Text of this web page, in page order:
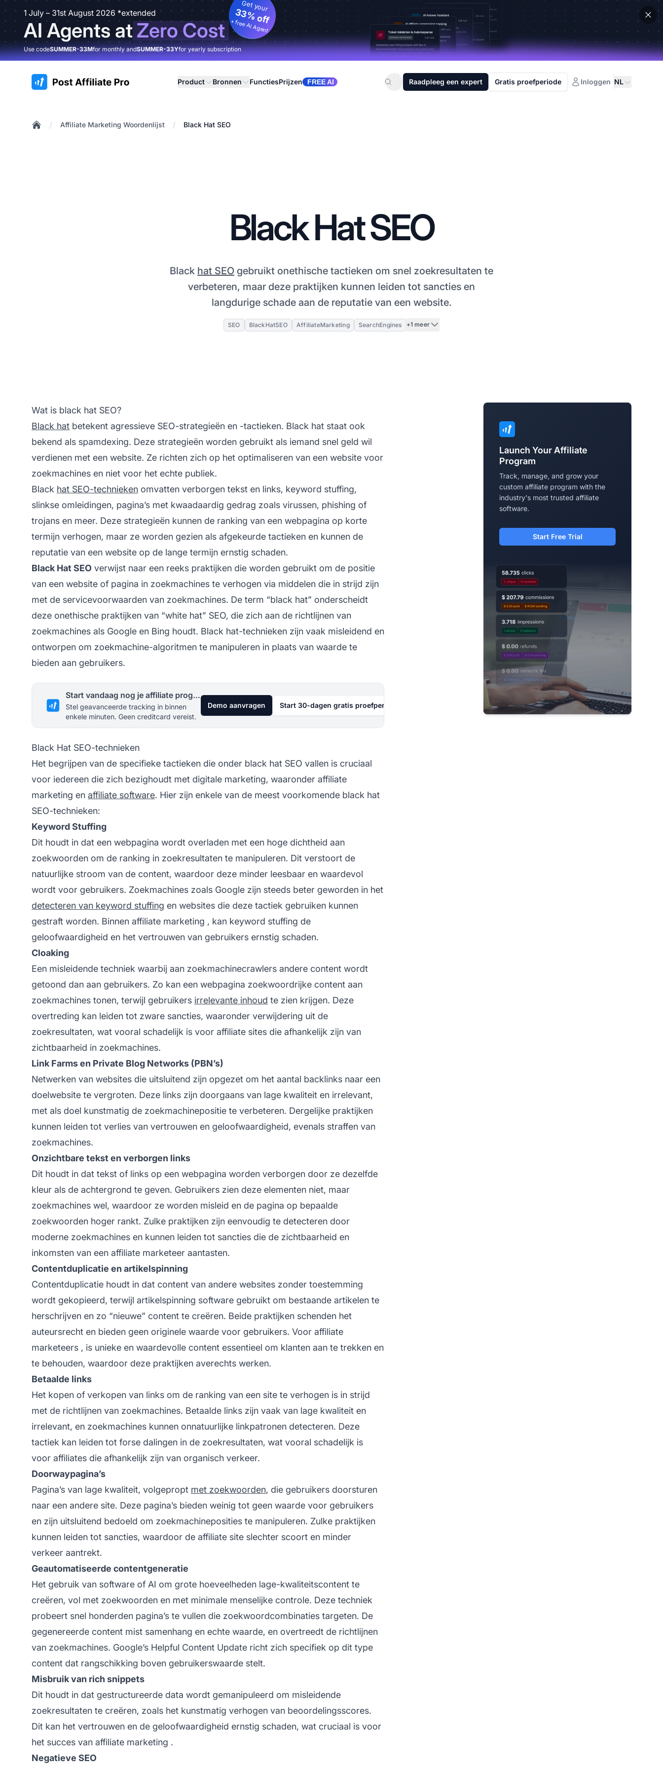
1 July – 31st August 2026 *extended
AI Agents atZero Cost
Get your
33% off
+ free AI Agent
Use codeSUMMER-33Mfor monthly andSUMMER-33Yfor yearly subscription
:site.title Product Bronnen FunctiesPrijzen FREE AI Raadpleeg een expert Gratis proefperiode Inloggen NL
/ Affiliate Marketing Woordenlijst / Black Hat SEO
Black Hat SEO
Black hat SEO gebruikt onethische tactieken om snel zoekresultaten te
verbeteren, maar deze praktijken kunnen leiden tot sancties en
langdurige schade aan de reputatie van een website.
SEO BlackHatSEO AffiliateMarketing SearchEngines +1 meer
Wat is black hat SEO?
Black hat betekent agressieve SEO-strategieën en -tactieken. Black hat staat ook
bekend als spamdexing. Deze strategieën worden gebruikt als iemand snel geld wil
verdienen met een website. Ze richten zich op het optimaliseren van een website voor
zoekmachines en niet voor het echte publiek.
Black hat SEO-technieken omvatten verborgen tekst en links, keyword stuffing,
slinkse omleidingen, pagina’s met kwaadaardig gedrag zoals virussen, phishing of
trojans en meer. Deze strategieën kunnen de ranking van een webpagina op korte
termijn verhogen, maar ze worden gezien als afgekeurde tactieken en kunnen de
reputatie van een website op de lange termijn ernstig schaden.
Black Hat SEO verwijst naar een reeks praktijken die worden gebruikt om de positie
van een website of pagina in zoekmachines te verhogen via middelen die in strijd zijn
met de servicevoorwaarden van zoekmachines. De term “black hat” onderscheidt
deze onethische praktijken van “white hat” SEO, die zich aan de richtlijnen van
zoekmachines als Google en Bing houdt. Black hat-technieken zijn vaak misleidend en
ontworpen om zoekmachine-algoritmen te manipuleren in plaats van waarde te
bieden aan gebruikers.
Start vandaag nog je affiliate programma
Stel geavanceerde tracking in binnen
enkele minuten. Geen creditcard vereist.
Demo aanvragen Start 30-dagen gratis proefperiode
Black Hat SEO-technieken
Het begrijpen van de specifieke tactieken die onder black hat SEO vallen is cruciaal
voor iedereen die zich bezighoudt met digitale marketing, waaronder affiliate
marketing en affiliate software. Hier zijn enkele van de meest voorkomende black hat
SEO-technieken:
Keyword Stuffing
Dit houdt in dat een webpagina wordt overladen met een hoge dichtheid aan
zoekwoorden om de ranking in zoekresultaten te manipuleren. Dit verstoort de
natuurlijke stroom van de content, waardoor deze minder leesbaar en waardevol
wordt voor gebruikers. Zoekmachines zoals Google zijn steeds beter geworden in het
detecteren van keyword stuffing en websites die deze tactiek gebruiken kunnen
gestraft worden. Binnen affiliate marketing , kan keyword stuffing de
geloofwaardigheid en het vertrouwen van gebruikers ernstig schaden.
Cloaking
Een misleidende techniek waarbij aan zoekmachinecrawlers andere content wordt
getoond dan aan gebruikers. Zo kan een webpagina zoekwoordrijke content aan
zoekmachines tonen, terwijl gebruikers irrelevante inhoud te zien krijgen. Deze
overtreding kan leiden tot zware sancties, waaronder verwijdering uit de
zoekresultaten, wat vooral schadelijk is voor affiliate sites die afhankelijk zijn van
zichtbaarheid in zoekmachines.
Link Farms en Private Blog Networks (PBN’s)
Netwerken van websites die uitsluitend zijn opgezet om het aantal backlinks naar een
doelwebsite te vergroten. Deze links zijn doorgaans van lage kwaliteit en irrelevant,
met als doel kunstmatig de zoekmachinepositie te verbeteren. Dergelijke praktijken
kunnen leiden tot verlies van vertrouwen en geloofwaardigheid, evenals straffen van
zoekmachines.
Onzichtbare tekst en verborgen links
Dit houdt in dat tekst of links op een webpagina worden verborgen door ze dezelfde
kleur als de achtergrond te geven. Gebruikers zien deze elementen niet, maar
zoekmachines wel, waardoor ze worden misleid en de pagina op bepaalde
zoekwoorden hoger rankt. Zulke praktijken zijn eenvoudig te detecteren door
moderne zoekmachines en kunnen leiden tot sancties die de zichtbaarheid en
inkomsten van een affiliate marketeer aantasten.
Contentduplicatie en artikelspinning
Contentduplicatie houdt in dat content van andere websites zonder toestemming
wordt gekopieerd, terwijl artikelspinning software gebruikt om bestaande artikelen te
herschrijven en zo “nieuwe” content te creëren. Beide praktijken schenden het
auteursrecht en bieden geen originele waarde voor gebruikers. Voor affiliate
marketeers , is unieke en waardevolle content essentieel om klanten aan te trekken en
te behouden, waardoor deze praktijken averechts werken.
Betaalde links
Het kopen of verkopen van links om de ranking van een site te verhogen is in strijd
met de richtlijnen van zoekmachines. Betaalde links zijn vaak van lage kwaliteit en
irrelevant, en zoekmachines kunnen onnatuurlijke linkpatronen detecteren. Deze
tactiek kan leiden tot forse dalingen in de zoekresultaten, wat vooral schadelijk is
voor affiliates die afhankelijk zijn van organisch verkeer.
Doorwaypagina’s
Pagina’s van lage kwaliteit, volgepropt met zoekwoorden, die gebruikers doorsturen
naar een andere site. Deze pagina’s bieden weinig tot geen waarde voor gebruikers
en zijn uitsluitend bedoeld om zoekmachineposities te manipuleren. Zulke praktijken
kunnen leiden tot sancties, waardoor de affiliate site slechter scoort en minder
verkeer aantrekt.
Geautomatiseerde contentgeneratie
Het gebruik van software of AI om grote hoeveelheden lage-kwaliteitscontent te
creëren, vol met zoekwoorden en met minimale menselijke controle. Deze techniek
probeert snel honderden pagina’s te vullen die zoekwoordcombinaties targeten. De
gegenereerde content mist samenhang en echte waarde, en overtreedt de richtlijnen
van zoekmachines. Google’s Helpful Content Update richt zich specifiek op dit type
content dat rangschikking boven gebruikerswaarde stelt.
Misbruik van rich snippets
Dit houdt in dat gestructureerde data wordt gemanipuleerd om misleidende
zoekresultaten te creëren, zoals het kunstmatig verhogen van beoordelingsscores.
Dit kan het vertrouwen en de geloofwaardigheid ernstig schaden, wat cruciaal is voor
het succes van affiliate marketing .
Negatieve SEO
Launch Your Affiliate
Program
Track, manage, and grow your
custom affiliate program with the
industry's most trusted affiliate
software.
Start Free Trial